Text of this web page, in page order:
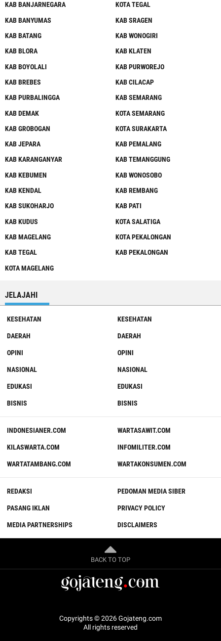
KAB BANJARNEGARA
KAB BANYUMAS
KAB BATANG
KAB BLORA
KAB BOYOLALI
KAB BREBES
KAB PURBALINGGA
KAB DEMAK
KAB GROBOGAN
KAB JEPARA
KAB KARANGANYAR
KAB KEBUMEN
KAB KENDAL
KAB SUKOHARJO
KAB KUDUS
KAB MAGELANG
KAB TEGAL
KOTA MAGELANG
KOTA TEGAL
KAB SRAGEN
KAB WONOGIRI
KAB KLATEN
KAB PURWOREJO
KAB CILACAP
KAB SEMARANG
KOTA SEMARANG
KOTA SURAKARTA
KAB PEMALANG
KAB TEMANGGUNG
KAB WONOSOBO
KAB REMBANG
KAB PATI
KOTA SALATIGA
KOTA PEKALONGAN
KAB PEKALONGAN
JELAJAHI
KESEHATAN
DAERAH
OPINI
NASIONAL
EDUKASI
BISNIS
KESEHATAN
DAERAH
OPINI
NASIONAL
EDUKASI
BISNIS
INDONESIANER.COM
KILASWARTA.COM
WARTATAMBANG.COM
WARTASAWIT.COM
INFOMILITER.COM
WARTAKONSUMEN.COM
REDAKSI
PASANG IKLAN
MEDIA PARTNERSHIPS
PEDOMAN MEDIA SIBER
PRIVACY POLICY
DISCLAIMERS
BACK TO TOP
Copyrights © 2026 Gojateng.com
All rights reserved